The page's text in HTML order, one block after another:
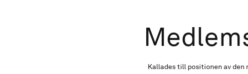
Kallades till positionen av den